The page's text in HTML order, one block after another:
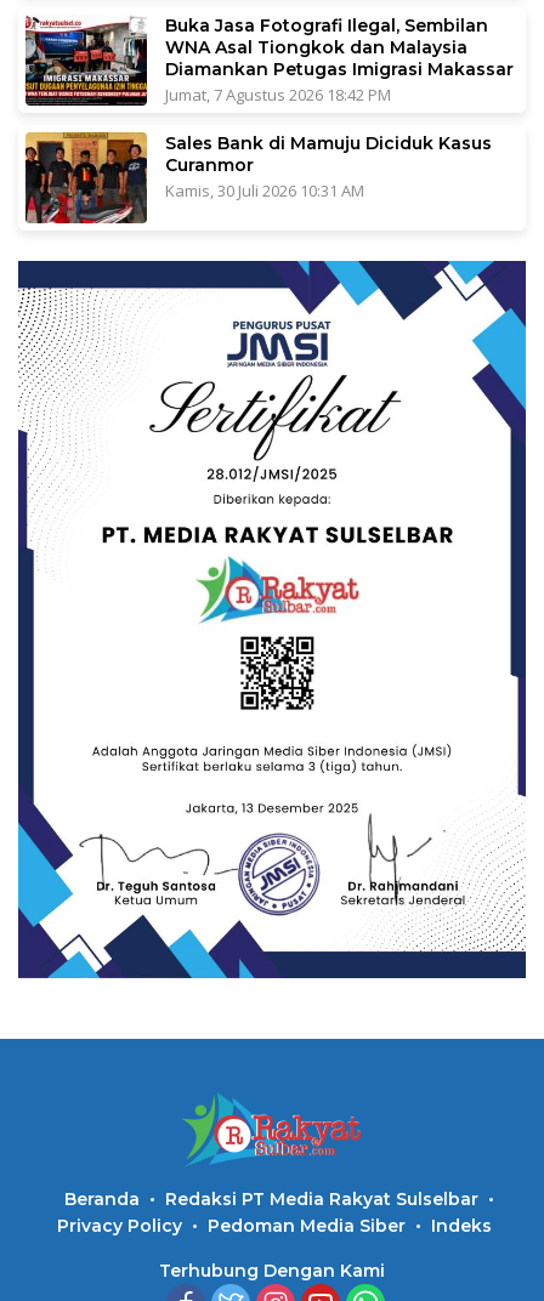
Buka Jasa Fotografi Ilegal, Sembilan
WNA Asal Tiongkok dan Malaysia
Diamankan Petugas Imigrasi Makassar
Jumat, 7 Agustus 2026 18:42 PM
Sales Bank di Mamuju Diciduk Kasus
Curanmor
Kamis, 30 Juli 2026 10:31 AM
Beranda
Redaksi PT Media Rakyat Sulselbar
Privacy Policy
Pedoman Media Siber Indeks
Terhubung Dengan Kami